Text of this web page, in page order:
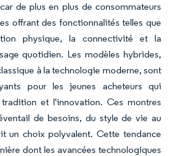
de plus en plus de consommateurs
offrant des fonctionnalités telles que
physique, la connectivité et la
quotidien. Les modèles hybrides,
à la technologie moderne, sont
pour les jeunes acheteurs qui
et l'innovation. Ces montres
de besoins, du style de vie au
un choix polyvalent. Cette tendance
dont les avancées technologiques